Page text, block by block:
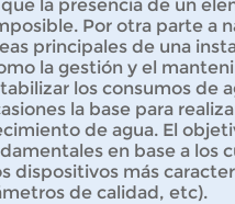
la presencia de un
Por otra parte a
principales de una
la gestión y el
los consumos de
la base para
de agua. El
en base a los
dispositivos más
de calidad, etc).